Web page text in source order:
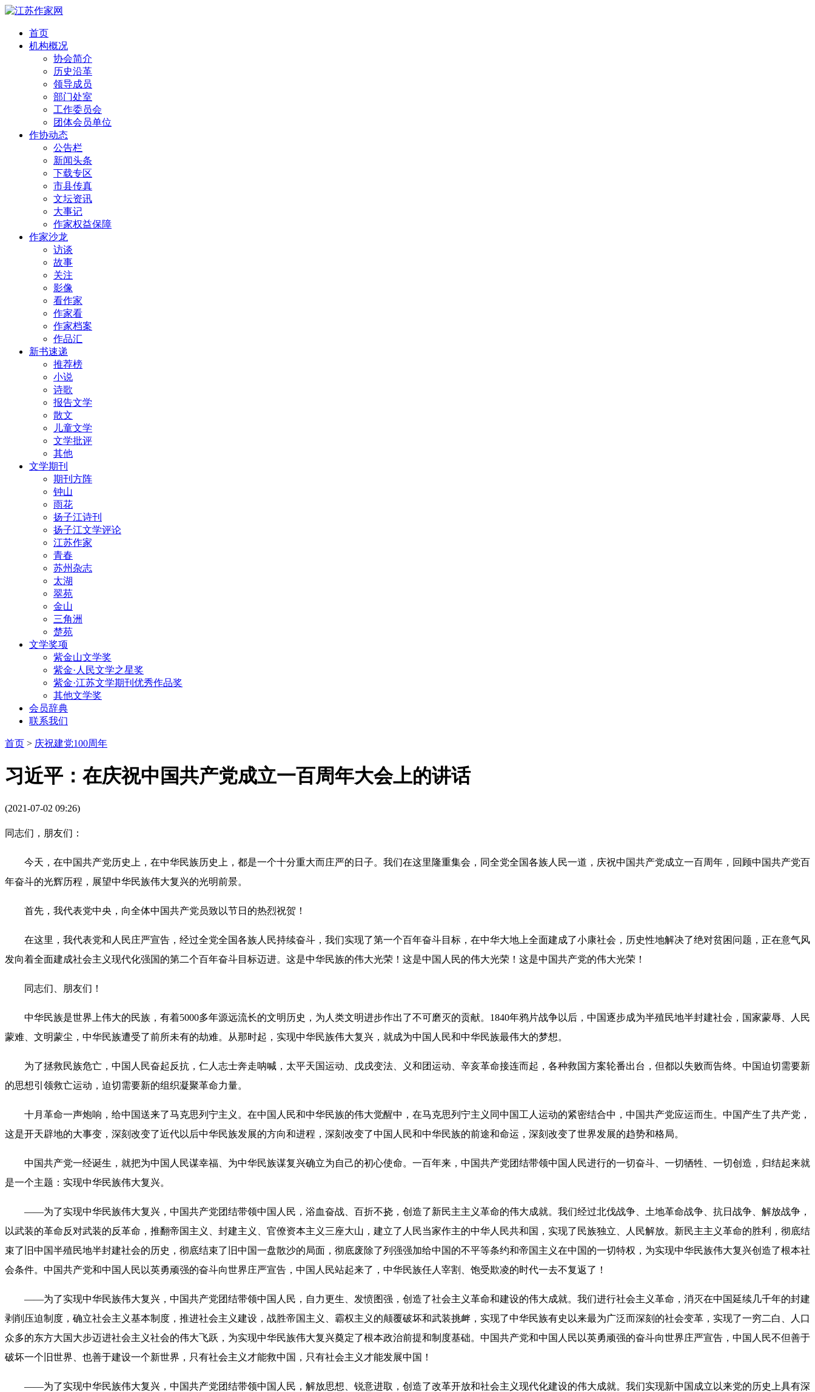
首页
机构概况
协会简介
历史沿革
领导成员
部门处室
工作委员会
团体会员单位
作协动态
公告栏
新闻头条
下载专区
市县传真
文坛资讯
大事记
作家权益保障
作家沙龙
访谈
故事
关注
影像
看作家
作家看
作家档案
作品汇
新书速递
推荐榜
小说
诗歌
报告文学
散文
儿童文学
文学批评
其他
文学期刊
期刊方阵
钟山
雨花
扬子江诗刊
扬子江文学评论
江苏作家
青春
苏州杂志
太湖
翠苑
金山
三角洲
楚苑
文学奖项
紫金山文学奖
紫金·人民文学之星奖
紫金·江苏文学期刊优秀作品奖
其他文学奖
会员辞典
联系我们
首页 > 庆祝建党100周年
习近平：在庆祝中国共产党成立一百周年大会上的讲话
(2021-07-02 09:26)
同志们，朋友们：
今天，在中国共产党历史上，在中华民族历史上，都是一个十分重大而庄严的日子。我们在这里隆重集会，同全党全国各族人民一道，庆祝中国共产党成立一百周年，回顾中国共产党百
年奋斗的光辉历程，展望中华民族伟大复兴的光明前景。
首先，我代表党中央，向全体中国共产党员致以节日的热烈祝贺！
在这里，我代表党和人民庄严宣告，经过全党全国各族人民持续奋斗，我们实现了第一个百年奋斗目标，在中华大地上全面建成了小康社会，历史性地解决了绝对贫困问题，正在意气风
发向着全面建成社会主义现代化强国的第二个百年奋斗目标迈进。这是中华民族的伟大光荣！这是中国人民的伟大光荣！这是中国共产党的伟大光荣！
同志们、朋友们！
中华民族是世界上伟大的民族，有着5000多年源远流长的文明历史，为人类文明进步作出了不可磨灭的贡献。1840年鸦片战争以后，中国逐步成为半殖民地半封建社会，国家蒙辱、人民
蒙难、文明蒙尘，中华民族遭受了前所未有的劫难。从那时起，实现中华民族伟大复兴，就成为中国人民和中华民族最伟大的梦想。
为了拯救民族危亡，中国人民奋起反抗，仁人志士奔走呐喊，太平天国运动、戊戌变法、义和团运动、辛亥革命接连而起，各种救国方案轮番出台，但都以失败而告终。中国迫切需要新
的思想引领救亡运动，迫切需要新的组织凝聚革命力量。
十月革命一声炮响，给中国送来了马克思列宁主义。在中国人民和中华民族的伟大觉醒中，在马克思列宁主义同中国工人运动的紧密结合中，中国共产党应运而生。中国产生了共产党，
这是开天辟地的大事变，深刻改变了近代以后中华民族发展的方向和进程，深刻改变了中国人民和中华民族的前途和命运，深刻改变了世界发展的趋势和格局。
中国共产党一经诞生，就把为中国人民谋幸福、为中华民族谋复兴确立为自己的初心使命。一百年来，中国共产党团结带领中国人民进行的一切奋斗、一切牺牲、一切创造，归结起来就
是一个主题：实现中华民族伟大复兴。
——为了实现中华民族伟大复兴，中国共产党团结带领中国人民，浴血奋战、百折不挠，创造了新民主主义革命的伟大成就。我们经过北伐战争、土地革命战争、抗日战争、解放战争，
以武装的革命反对武装的反革命，推翻帝国主义、封建主义、官僚资本主义三座大山，建立了人民当家作主的中华人民共和国，实现了民族独立、人民解放。新民主主义革命的胜利，彻底结
束了旧中国半殖民地半封建社会的历史，彻底结束了旧中国一盘散沙的局面，彻底废除了列强强加给中国的不平等条约和帝国主义在中国的一切特权，为实现中华民族伟大复兴创造了根本社
会条件。中国共产党和中国人民以英勇顽强的奋斗向世界庄严宣告，中国人民站起来了，中华民族任人宰割、饱受欺凌的时代一去不复返了！
——为了实现中华民族伟大复兴，中国共产党团结带领中国人民，自力更生、发愤图强，创造了社会主义革命和建设的伟大成就。我们进行社会主义革命，消灭在中国延续几千年的封建
剥削压迫制度，确立社会主义基本制度，推进社会主义建设，战胜帝国主义、霸权主义的颠覆破坏和武装挑衅，实现了中华民族有史以来最为广泛而深刻的社会变革，实现了一穷二白、人口
众多的东方大国大步迈进社会主义社会的伟大飞跃，为实现中华民族伟大复兴奠定了根本政治前提和制度基础。中国共产党和中国人民以英勇顽强的奋斗向世界庄严宣告，中国人民不但善于
破坏一个旧世界、也善于建设一个新世界，只有社会主义才能救中国，只有社会主义才能发展中国！
——为了实现中华民族伟大复兴，中国共产党团结带领中国人民，解放思想、锐意进取，创造了改革开放和社会主义现代化建设的伟大成就。我们实现新中国成立以来党的历史上具有深